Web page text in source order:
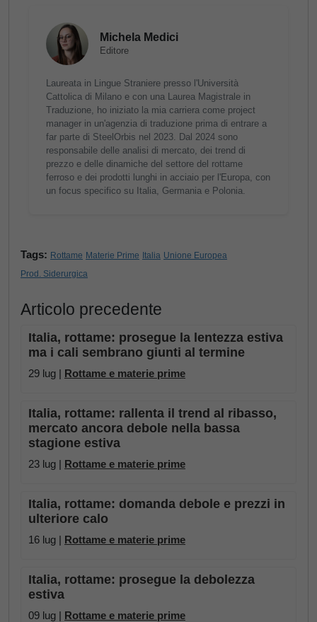
Michela Medici
Editore
Laureata in Lingue Straniere presso l'Università
Cattolica di Milano e con una Laurea Magistrale in
Traduzione, ho iniziato la mia carriera come project
manager in un'agenzia di traduzione prima di entrare a
far parte di SteelOrbis nel 2023. Dal 2024 sono
responsabile delle analisi di mercato, dei trend di
prezzo e delle dinamiche del settore del rottame
ferroso e dei prodotti lunghi in acciaio per l'Europa, con
un focus specifico su Italia, Germania e Polonia.
Tags: Rottame Materie Prime Italia Unione Europea
Prod. Siderurgica
Articolo precedente
Italia, rottame: prosegue la lentezza estiva
ma i cali sembrano giunti al termine
29 lug | Rottame e materie prime
Italia, rottame: rallenta il trend al ribasso,
mercato ancora debole nella bassa
stagione estiva
23 lug | Rottame e materie prime
Italia, rottame: domanda debole e prezzi in
ulteriore calo
16 lug | Rottame e materie prime
Italia, rottame: prosegue la debolezza
estiva
09 lug | Rottame e materie prime